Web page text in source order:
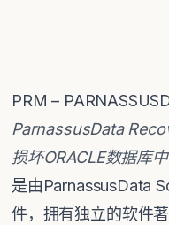
PRM –
ParnassusData
损坏ORACLE数据库中
是由ParnassusData
件，拥有独立的软件